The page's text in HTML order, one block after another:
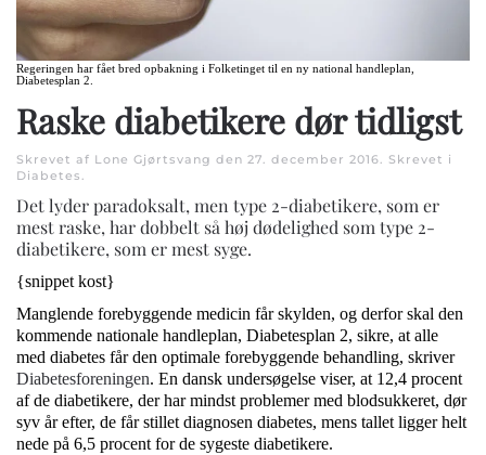
Regeringen har fået bred opbakning i Folketinget til en ny national handleplan,
Diabetesplan 2.
Raske diabetikere dør tidligst
Skrevet af Lone Gjørtsvang den 27. december 2016. Skrevet i
Diabetes.
Det lyder paradoksalt, men type 2-diabetikere, som er
mest raske, har dobbelt så høj dødelighed som type 2-
diabetikere, som er mest syge.
{snippet kost}
Manglende forebyggende medicin får skylden, og derfor skal den
kommende nationale handleplan, Diabetesplan 2, sikre, at alle
med diabetes får den optimale forebyggende behandling, skriver
Diabetesforeningen. En dansk undersøgelse viser, at 12,4 procent
af de diabetikere, der har mindst problemer med blodsukkeret, dør
syv år efter, de får stillet diagnosen diabetes, mens tallet ligger helt
nede på 6,5 procent for de sygeste diabetikere.